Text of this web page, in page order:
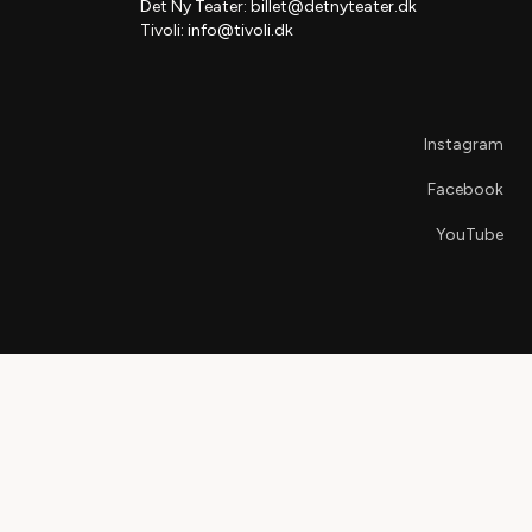
Det Ny Teater: billet@detnyteater.dk
Tivoli: info@tivoli.dk
Instagram
Facebook
YouTube